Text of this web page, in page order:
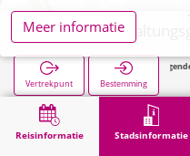
Reisinformatie Stadsinformatie
Vertrekpunt Bestemming
Volgende haltes:
Stadsinformatie Administratie
Meer informatie